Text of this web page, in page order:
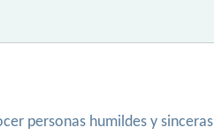
personas humildes y